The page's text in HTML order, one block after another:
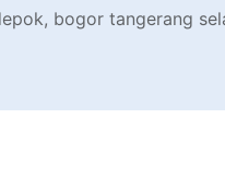
bogor tangerang